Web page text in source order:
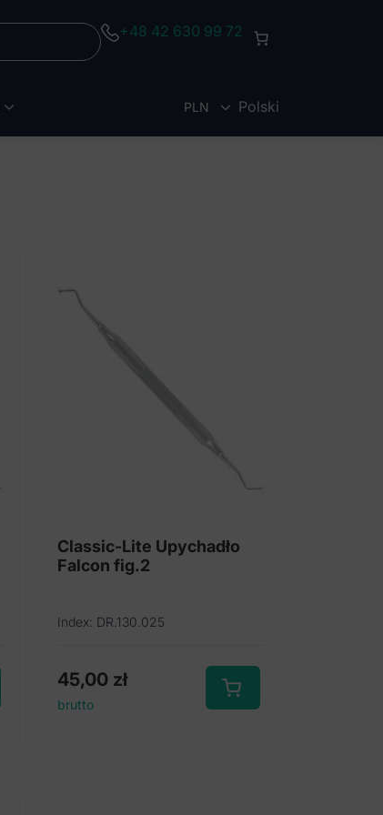
+48 42 630 99 72
PLN Polski
Classic-Lite Upychadło
Falcon fig.2
Index: DR.130.025
45,00 zł
brutto